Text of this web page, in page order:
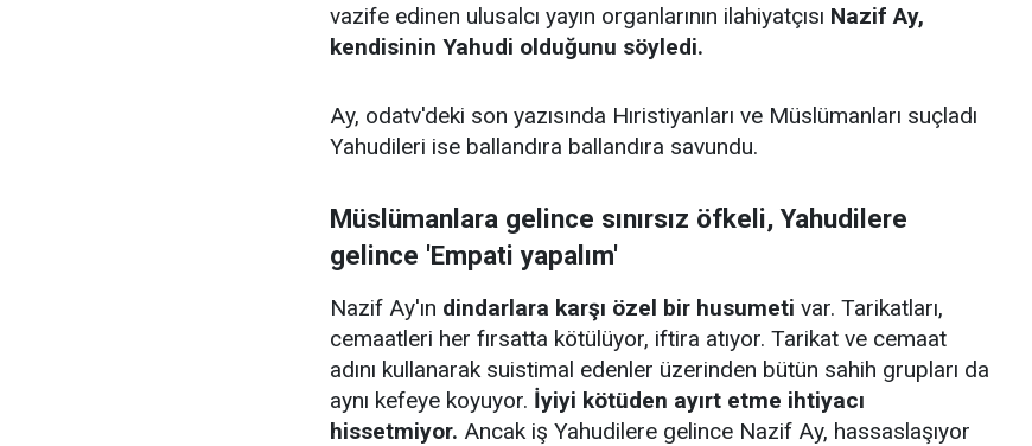
vazife edinen ulusalcı yayın organlarının ilahiyatçısı Nazif Ay,
kendisinin Yahudi olduğunu söyledi.
Ay, odatv'deki son yazısında Hıristiyanları ve Müslümanları suçladı
Yahudileri ise ballandıra ballandıra savundu.
Müslümanlara gelince sınırsız öfkeli, Yahudilere
gelince 'Empati yapalım'
Nazif Ay'ın dindarlara karşı özel bir husumeti var. Tarikatları,
cemaatleri her fırsatta kötülüyor, iftira atıyor. Tarikat ve cemaat
adını kullanarak suistimal edenler üzerinden bütün sahih grupları da
aynı kefeye koyuyor. İyiyi kötüden ayırt etme ihtiyacı
hissetmiyor. Ancak iş Yahudilere gelince Nazif Ay, hassaslaşıyor